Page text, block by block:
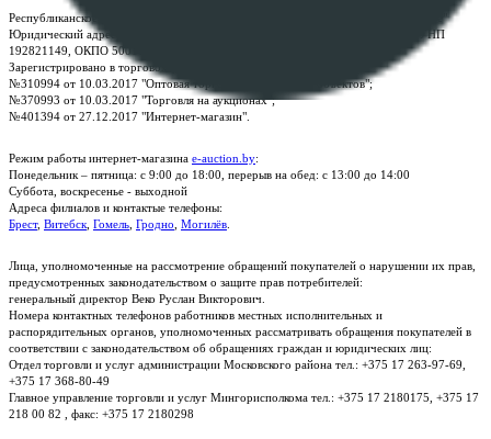
Республиканское унитарное предприятие по оказанию услуг "БелЮрОбеспечение"
Юридический адрес: г. Минск, пр-т. Дзержинского, 1Б, e-mail:
, УНП
192821149, ОКПО 500111895000
Зарегистрировано в торговом реестре Республики Беларусь:
№310994 от 10.03.2017 "Оптовая торговля без торговых объектов";
№370993 от 10.03.2017 "Торговля на аукционах";
№401394 от 27.12.2017 "Интернет-магазин".
Режим работы интернет-магазина e-auction.by:
Понедельник – пятница: с 9:00 до 18:00, перерыв на обед: с 13:00 до 14:00
Суббота, воскресенье - выходной
Адреса филиалов и контактые телефоны:
Брест, Витебск Гомель Гродно Могилёв
Лица, уполномоченные на рассмотрение обращений покупателей о нарушении их прав,
предусмотренных законодательством о защите прав потребителей:
генеральный директор Веко Руслан Викторович.
Номера контактных телефонов работников местных исполнительных и
распорядительных органов, уполномоченных рассматривать обращения покупателей в
соответствии с законодательством об обращениях граждан и юридических лиц:
Отдел торговли и услуг администрации Московского района тел.: +375 17 263-97-69,
+375 17 368-80-49
Главное управление торговли и услуг Мингорисполкома тел.: +375 17 2180175, +375 17
218 00 82 , факс: +375 17 2180298